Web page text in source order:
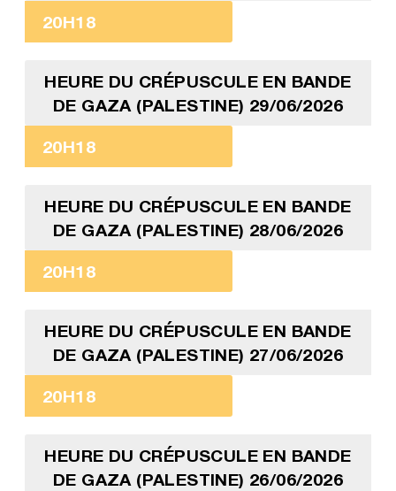
20H18
HEURE DU CRÉPUSCULE EN BANDE
DE GAZA (PALESTINE) 29/06/2026
20H18
HEURE DU CRÉPUSCULE EN BANDE
DE GAZA (PALESTINE) 28/06/2026
20H18
HEURE DU CRÉPUSCULE EN BANDE
DE GAZA (PALESTINE) 27/06/2026
20H18
HEURE DU CRÉPUSCULE EN BANDE
DE GAZA (PALESTINE) 26/06/2026